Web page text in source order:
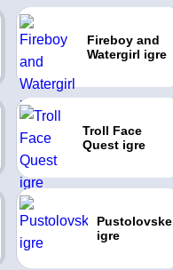
Fireboy and
Watergirl igre
Troll Face
Quest igre
Pustolovske
igre